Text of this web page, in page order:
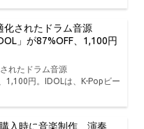
化されたドラム音源
」が87%OFF、1,100円
れたドラム音源
1,100円。IDOLは、K-Popビー
入時に音楽制作、演奏、